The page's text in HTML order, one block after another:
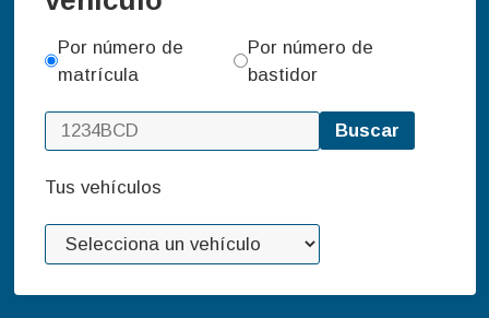
Por número de
matrícula
Por número de
bastidor
Buscar
Tus vehículos